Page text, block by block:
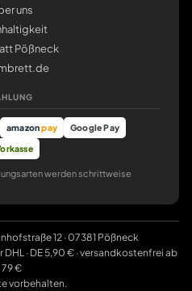
uns
Pößneck
amazonpay
Google Pay
werden schrittweise
12 · 07381 Pößneck
DHL · DE 5,90 € · versandkostenfrei ab
79 €
vorbehalten.